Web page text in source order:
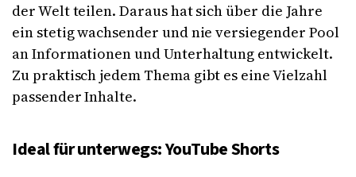
der Welt teilen. Daraus hat sich über die Jahre
ein stetig wachsender und nie versiegender Pool
an Informationen und Unterhaltung entwickelt.
Zu praktisch jedem Thema gibt es eine Vielzahl
passender Inhalte.
Ideal für unterwegs: YouTube Shorts